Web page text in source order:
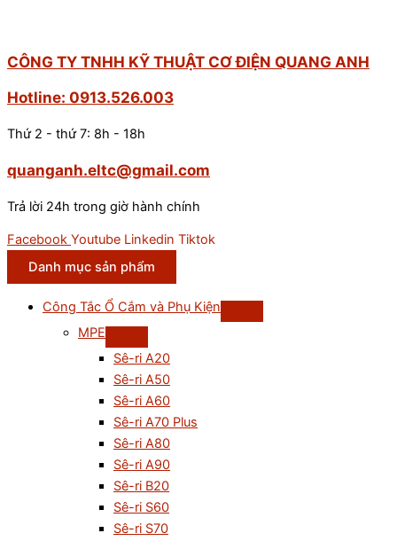
CÔNG TY TNHH KỸ THUẬT CƠ ĐIỆN QUANG ANH
Hotline: 0913.526.003
Thứ 2 - thứ 7: 8h - 18h
quanganh.eltc@gmail.com
Trả lời 24h trong giờ hành chính
Facebook Youtube Linkedin Tiktok
Danh mục sản phẩm
Công Tắc Ổ Cắm và Phụ Kiện
MPE
Sê-ri A20
Sê-ri A50
Sê-ri A60
Sê-ri A70 Plus
Sê-ri A80
Sê-ri A90
Sê-ri B20
Sê-ri S60
Sê-ri S70